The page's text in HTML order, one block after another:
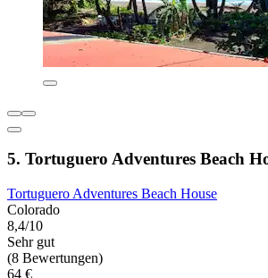
5. Tortuguero Adventures Beach
Tortuguero Adventures Beach House
Colorado
8,4/10
Sehr gut
(8 Bewertungen)
64 €